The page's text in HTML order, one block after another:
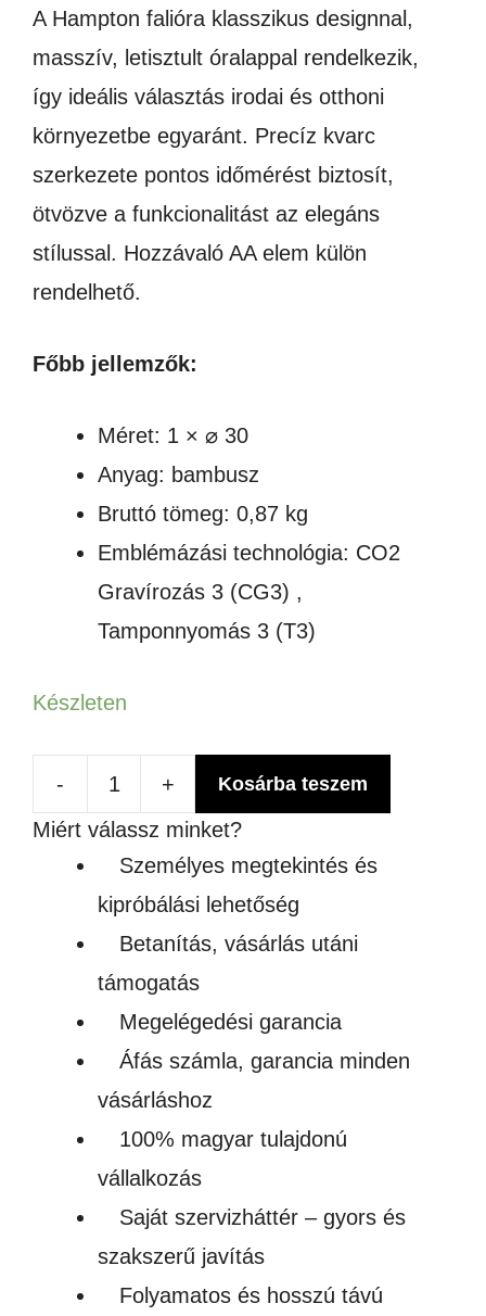
A Hampton falióra klasszikus designnal,
masszív, letisztult óralappal rendelkezik,
így ideális választás irodai és otthoni
környezetbe egyaránt. Precíz kvarc
szerkezete pontos időmérést biztosít,
ötvözve a funkcionalitást az elegáns
stílussal. Hozzávaló AA elem külön
rendelhető.
Főbb jellemzők:
Méret: 1 × ⌀ 30
Anyag: bambusz
Bruttó tömeg: 0,87 kg
Emblémázási technológia: CO2
Gravírozás 3 (CG3) ,
Tamponnyomás 3 (T3)
Készleten
-
falióra
mennyiség
+ Kosárba teszem
Miért válassz minket?
Személyes megtekintés és
kipróbálási lehetőség
Betanítás, vásárlás utáni
támogatás
Megelégedési garancia
Áfás számla, garancia minden
vásárláshoz
100% magyar tulajdonú
vállalkozás
Saját szervizháttér – gyors és
szakszerű javítás
Folyamatos és hosszú távú